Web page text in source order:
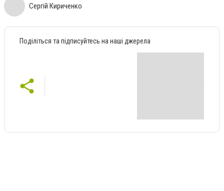
Сергій Кириченко
Поділіться та підписуйтесь на наші джерела